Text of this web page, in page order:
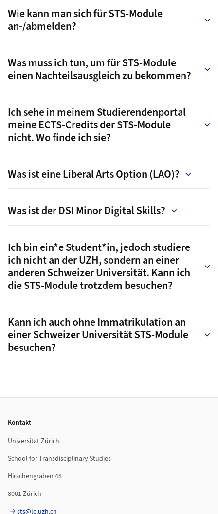
Wie kann man sich für STS-Module
an-/abmelden?
Was muss ich tun, um für STS-Module
einen Nachteilsausgleich zu bekommen?
Ich sehe in meinem Studierendenportal
meine ECTS-Credits der STS-Module
nicht. Wo finde ich sie?
Was ist eine Liberal Arts Option (LAO)?
Was ist der DSI Minor Digital Skills?
Ich bin ein*e Student*in, jedoch studiere
ich nicht an der UZH, sondern an einer
anderen Schweizer Universität. Kann ich
die STS-Module trotzdem besuchen?
Kann ich auch ohne Immatrikulation an
einer Schweizer Universität STS-Module
besuchen?
Kontakt
Universität Zürich
School for Transdisciplinary Studies
Hirschengraben 48
8001 Zürich
sts@le.uzh.ch